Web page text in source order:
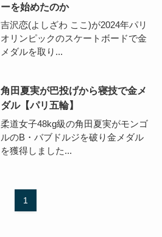
ーを始めたのか
吉沢恋(よしざわ ここ)が2024年パリ
オリンピックのスケートボードで金
メダルを取り...
角田夏実が巴投げから寝技で金メ
ダル【パリ五輪】
柔道女子48kg級の角田夏実がモンゴ
ルのB・バブドルジを破り金メダル
を獲得しました...
1